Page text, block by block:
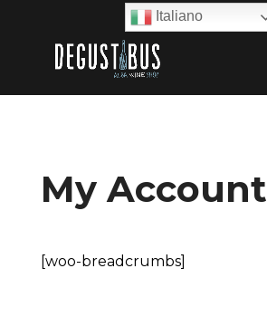
My Account
[woo-breadcrumbs]
Italiano